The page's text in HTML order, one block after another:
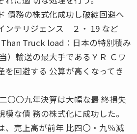
債務の株式化成功し破綻回避へ
ンテリジェンス ２・ 19 など
Truck load：日本の特別積み
）輸送の最大手であるＹＲ Ｃワ
を回避する 公算が高くなってき
〇〇九年決算は大幅な最 終損失
な債 務の株式化に成功した。
売上高が前年 比四〇・九％減